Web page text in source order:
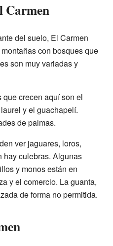
Carmen
del suelo, El Carmen
con bosques que
son muy variadas y
crecen aquí son el
y el guachapelí.
de palmas.
ver jaguares, loros,
hay culebras. Algunas
y monos están en
y el comercio. La guanta,
de forma no permitida.